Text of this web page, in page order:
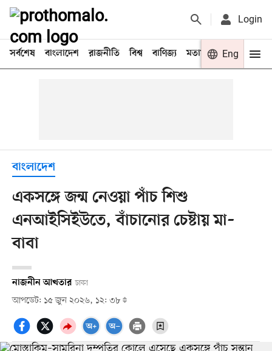
Login
সর্বশেষ বাংলাদেশ রাজনীতি বিশ্ব বাণিজ্য মতামত খেলা
Eng
বাংলাদেশ
একসঙ্গে জন্ম নেওয়া পাঁচ শিশু
এনআইসিইউতে, বাঁচানোর চেষ্টায় মা–
বাবা
নাজনীন আখতার ঢাকা
আপডেট: ১৫ জুন ২০২৬, ১২: ৩৮